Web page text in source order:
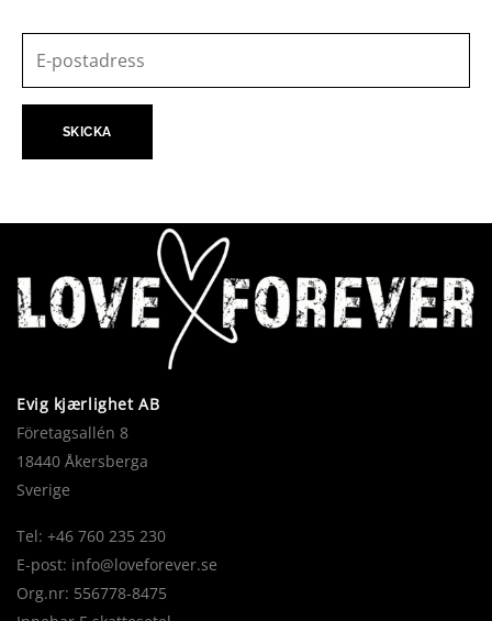
Evig kjærlighet AB
Företagsallén 8
18440 Åkersberga
Sverige
Tel: +46 760 235 230
E-post: info@loveforever.se
Org.nr: 556778-8475